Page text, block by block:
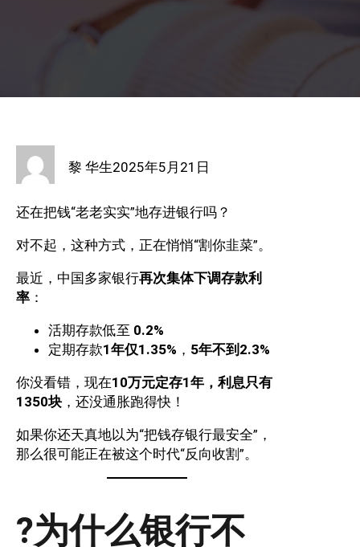
黎 华生2025年5月21日
还在把钱“老老实实”地存进银行吗？
对不起，这种方式，正在悄悄“割你韭菜”。
最近，中国多家银行再次集体下调存款利
率 ：
活期存款低至 0.2%
定期存款1年仅1.35% ， 5年不到2.3%
你没看错，现在10万元定存1年，利息只有
1350块，还没通胀跑得快！
如果你还天真地以为“把钱存银行最安全”，
那么很可能正在被这个时代“反向收割”。
?为什么银行不